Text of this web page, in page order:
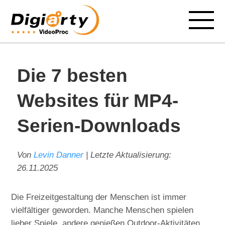
Die 7 besten
Websites für MP4-
Serien-Downloads
Von Levin Danner| Letzte Aktualisierung:
26.11.2025
Die Freizeitgestaltung der Menschen ist immer
vielfältiger geworden. Manche Menschen spielen